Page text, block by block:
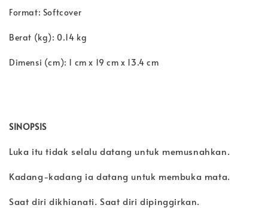
Format: Softcover
Berat (kg): 0.14 kg
Dimensi (cm): 1 cm x 19 cm x 13.4 cm
SINOPSIS
Luka itu tidak selalu datang untuk memusnahkan.
Kadang-kadang ia datang untuk membuka mata.
Saat diri dikhianati. Saat diri dipinggirkan.